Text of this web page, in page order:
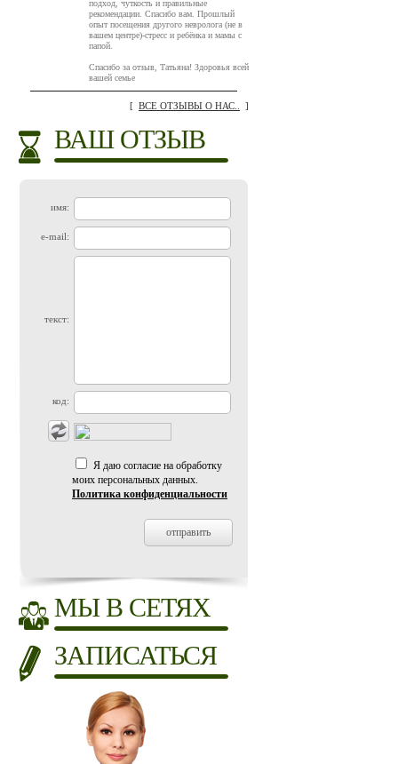
подход, чуткость и правильные
рекомендации. Спасибо вам. Прошлый
опыт посещения другого невролога (не в
вашем центре)-стресс и ребёнка и мамы с
папой.
Спасибо за отзыв, Татьяна! Здоровья всей
вашей семье
[ ВСЕ ОТЗЫВЫ О НАС.. ]
ВАШ ОТЗЫВ
имя:
e-mail:
текст:
код:
Я даю согласие на обработку
моих персональных данных.
Политика конфиденциальности
МЫ В СЕТЯХ
ЗАПИСАТЬСЯ